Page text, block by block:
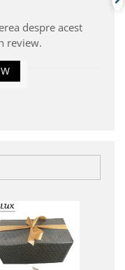
despre acest
review.